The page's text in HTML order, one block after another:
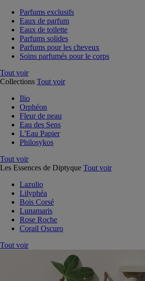
Parfums exclusifs
Eaux de parfum
Eaux de toilette
Parfums solides
Parfums pour les cheveux
Soins parfumés pour le corps
Tout voir
Collections Tout voir
Ilio
Orphéon
Fleur de peau
Eau des Sens
L'Eau Papier
Philosykos
Tout voir
Les Essences de Diptyque Tout voir
Lazulio
Lilyphéa
Bois Corsé
Lunamaris
Rose Roche
Corail Oscuro
Tout voir